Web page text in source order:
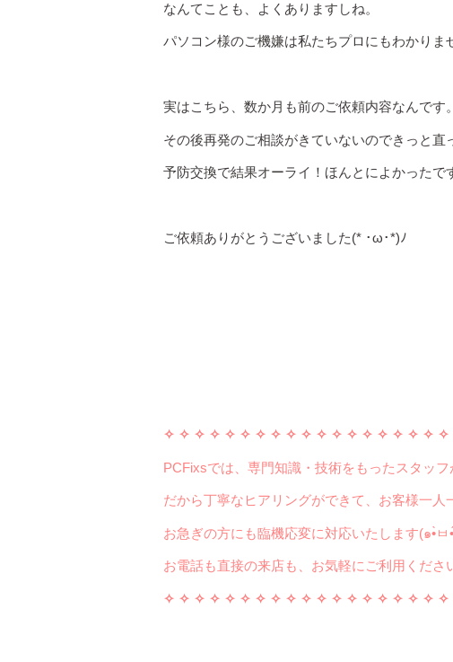
なんてことも、よくありますしね。
パソコン様のご機嫌は私たちプロにもわかりま
実はこちら、数か月も前のご依頼内容なんです。
その後再発のご相談がきていないのできっと直
予防交換で結果オーライ！ほんとによかった
ご依頼ありがとうございました(* ･ω･*)ﾉ
✧ ✧ ✧ ✧ ✧ ✧ ✧ ✧ ✧ ✧ ✧ ✧ ✧ ✧ ✧ ✧ ✧ ✧ ✧
PCFixsでは、専門知識・技術をもったスタッ
だから丁寧なヒアリングができて、お客様一人
お電話も直接の来店も、お気軽にご利用くださ
✧ ✧ ✧ ✧ ✧ ✧ ✧ ✧ ✧ ✧ ✧ ✧ ✧ ✧ ✧ ✧ ✧ ✧ ✧